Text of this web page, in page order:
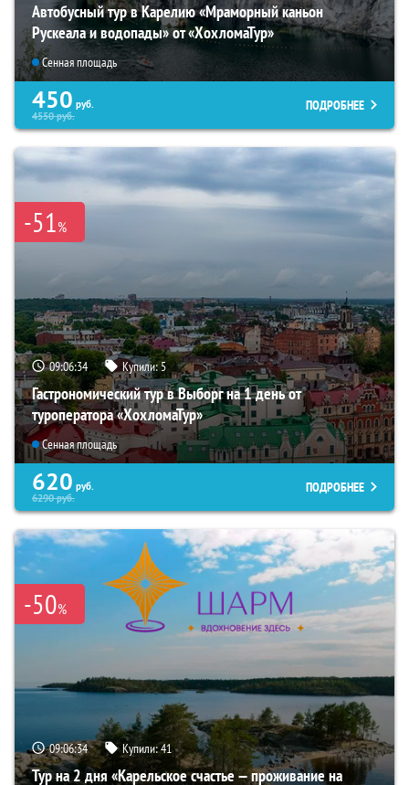
Автобусный тур в Карелию «Мраморный каньон
Рускеала и водопады» от «ХохломаТур»
Сенная площадь
450 руб.
4550руб.
ПОДРОБНЕЕ
-51%
09:06:33 Купили:5
Гастрономический тур в Выборг на 1 день от
туроператора «ХохломаТур»
Сенная площадь
620 руб.
6290руб.
ПОДРОБНЕЕ
-50%
09:06:33 Купили:41
Тур на 2 дня «Карельское счастье — проживание на